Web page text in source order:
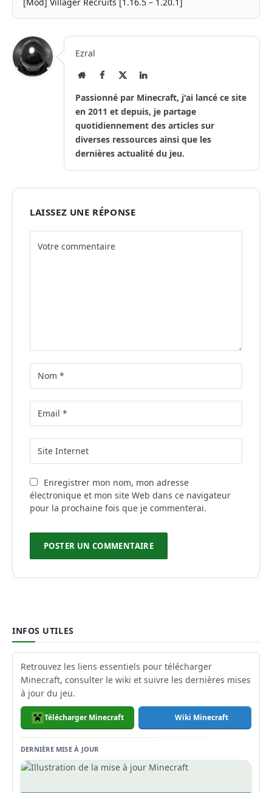
Ezral
Site
Facebook LinkedIn
Passionné par Minecraft, j'ai lancé ce site
en 2011 et depuis, je partage
quotidiennement des articles sur
diverses ressources ainsi que les
dernières actualité du jeu.
LAISSEZ UNE RÉPONSE
Enregistrer mon nom, mon adresse
électronique et mon site Web dans ce navigateur
pour la prochaine fois que je commenterai.
INFOS UTILES
Retrouvez les liens essentiels pour télécharger
Minecraft, consulter le wiki et suivre les dernières mises
à jour du jeu.
Télécharger Minecraft Wiki Minecraft
DERNIÈRE MISE À JOUR